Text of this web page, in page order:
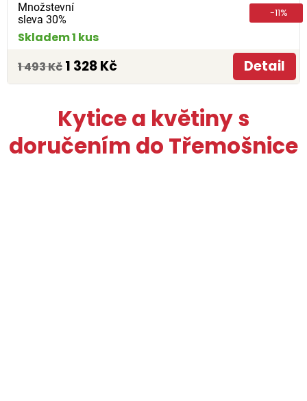
Množstevní
sleva 30%
-11%
Skladem 1 kus
1 493 Kč 1 328 Kč Detail
Kytice a květiny s
doručením do Třemošnice